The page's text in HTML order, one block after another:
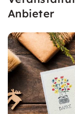
Deine kreative
Anbieter